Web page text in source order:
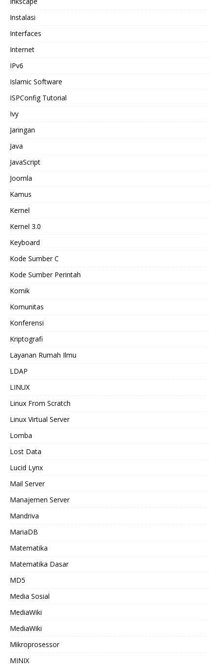
Instalasi
Interfaces
Internet
IPv6
Islamic Software
ISPConfig Tutorial
Ivy
Jaringan
Java
JavaScript
Joomla
Kamus
Kernel
Kernel 3.0
Keyboard
Kode Sumber C
Kode Sumber Perintah
Komik
Komunitas
Konferensi
Kriptografi
Layanan Rumah Ilmu
LDAP
LINUX
Linux From Scratch
Linux Virtual Server
Lomba
Lost Data
Lucid Lynx
Mail Server
Manajemen Server
Mandriva
MariaDB
Matematika
Matematika Dasar
MD5
Media Sosial
MediaWiki
MediaWiki
Mikroprosessor
MINIX